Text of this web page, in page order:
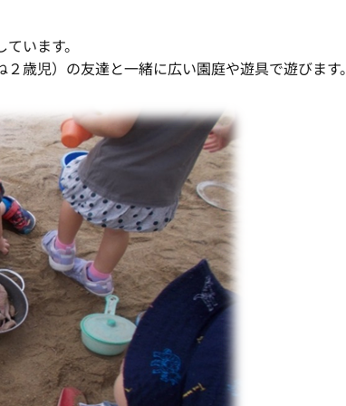
います。
歳児）の友達と一緒に広い園庭や遊具で遊びます。